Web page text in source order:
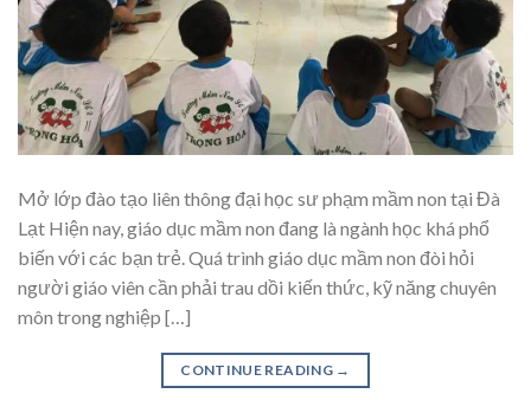
Mở lớp đào tạo liên thông đại học sư phạm mầm non tại Đà
Lạt Hiện nay, giáo dục mầm non đang là ngành học khá phổ
biến với các bạn trẻ. Quá trình giáo dục mầm non đòi hỏi
người giáo viên cần phải trau dồi kiến thức, kỹ năng chuyên
môn trong nghiệp […]
CONTINUE READING →